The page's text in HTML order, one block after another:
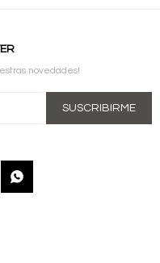
novedades!
SUSCRIBIRME
